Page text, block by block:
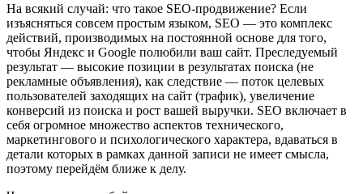
На всякий случай: что такое SEO-продвижение? Если
изъясняться совсем простым языком, SEO — это комплекс
действий, производимых на постоянной основе для того,
чтобы Яндекс и Google полюбили ваш сайт. Преследуемый
результат — высокие позиции в результатах поиска (не
рекламные объявления), как следствие — поток целевых
пользователей заходящих на сайт (трафик), увеличение
конверсий из поиска и рост вашей выручки. SEO включает в
себя огромное множество аспектов технического,
маркетингового и психологического характера, вдаваться в
детали которых в рамках данной записи не имеет смысла,
поэтому перейдём ближе к делу.